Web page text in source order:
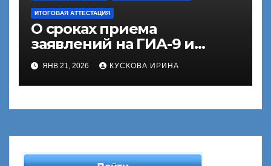
ИТОГОВАЯ АТТЕСТАЦИЯ
О сроках приема
заявлений на ГИА-9 и
ГИА-11
ЯНВ 21, 2026 КУСКОВА ИРИНА